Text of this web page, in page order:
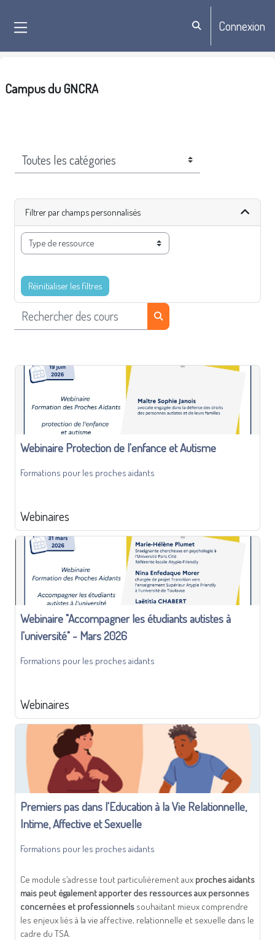
Panneau latéral Activer/désactiver la
Connexion
Campus du GNCRA
Rechercher des cours
Rechercher des cours
Catégories de cours
Filtrer par champs personnalisés
type
Réinitialiser les filtres
Webinaire Protection de l'enfance et Autisme
Formations pour les proches aidants
Webinaires
Webinaire "Accompagner les étudiants autistes à
l'université" - Mars 2026
Formations pour les proches aidants
Webinaires
Premiers pas dans l'Education à la Vie Relationnelle,
Intime, Affective et Sexuelle
Formations pour les proches aidants
Ce module s’adresse tout particulièrement aux proches aidants
mais peut également apporter des ressources aux personnes
concernées et professionnels souhaitant mieux comprendre
les enjeux liés à la vie affective, relationnelle et sexuelle dans le
cadre du TSA.